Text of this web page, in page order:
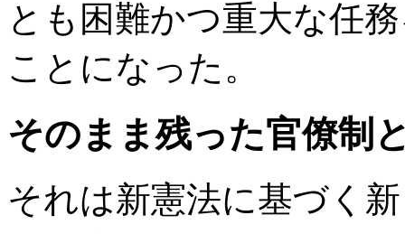
とも困難かつ重大な任
ことになった。
そのまま残った官僚制
それは新憲法に基づく